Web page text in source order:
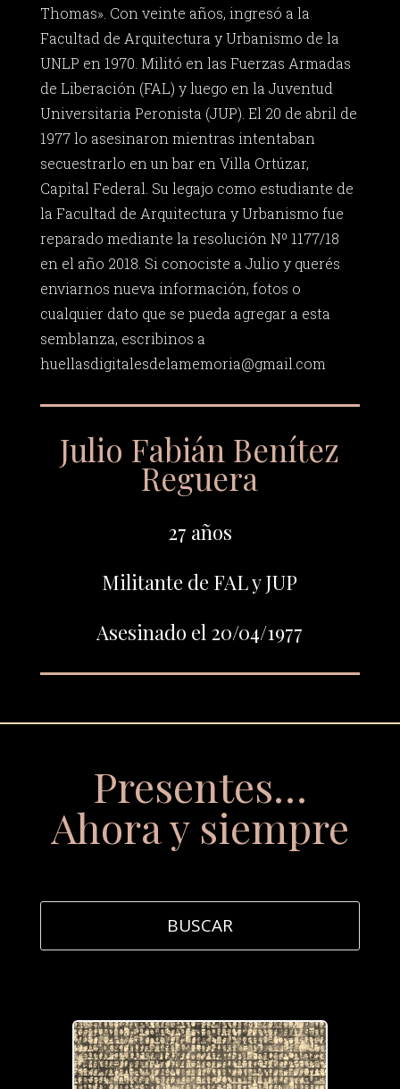
Thomas». Con veinte años, ingresó a la
Facultad de Arquitectura y Urbanismo de la
UNLP en 1970. Militó en las Fuerzas Armadas
de Liberación (FAL) y luego en la Juventud
Universitaria Peronista (JUP). El 20 de abril de
1977 lo asesinaron mientras intentaban
secuestrarlo en un bar en Villa Ortúzar,
Capital Federal. Su legajo como estudiante de
la Facultad de Arquitectura y Urbanismo fue
reparado mediante la resolución Nº 1177/18
en el año 2018. Si conociste a Julio y querés
enviarnos nueva información, fotos o
cualquier dato que se pueda agregar a esta
semblanza, escribinos a
huellasdigitalesdelamemoria@gmail.com
Julio Fabián Benítez
Reguera
27 años
Militante de FAL y JUP
Asesinado el 20/04/1977
Presentes…
Ahora y siempre